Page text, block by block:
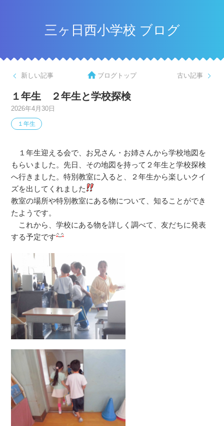
三ヶ日西小学校 ブログ
新しい記事 古い記事
ブログトップ
１年生 ２年生と学校探検
2026年4月30日
１年生
１年生迎える会で、お兄さん・お姉さんから学校地図を
もらいました。先日、その地図を持って２年生と学校探検
へ行きました。特別教室に入ると、２年生から楽しいクイ
ズを出してくれました
教室の場所や特別教室にある物について、知ることができ
たようです。
これから、学校にある物を詳しく調べて、友だちに発表
する予定です